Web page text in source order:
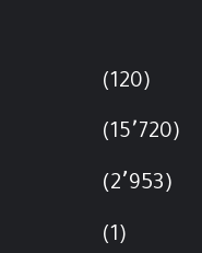
(120)
(15٬720)
(2٬953)
(1)